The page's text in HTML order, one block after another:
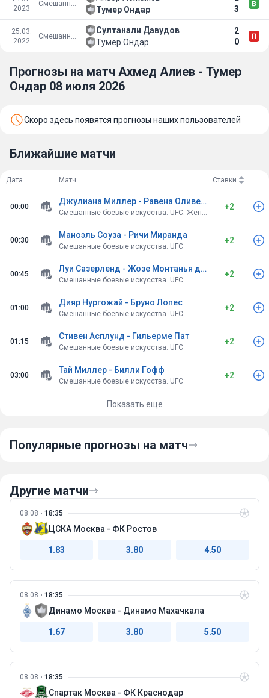
2023
Смешанные боевые искусства
3
Тумер Ондар
25.03.
2022
Смешанные боевые искусства
Султанали Давудов
2
0
Тумер Ондар
Прогнозы на матч Ахмед Алиев - Тумер
Ондар 08 июля 2026
Скоро здесь появятся прогнозы наших пользователей
Ближайшие матчи
Дата Матч Ставки
00:00
Джулиана Миллер - Равена Оливейра
Смешанные боевые искусства. UFC. Женщины
+2
00:30
Маноэль Соуза - Ричи Миранда
Смешанные боевые искусства. UFC
+2
00:45
Луи Сазерленд - Жозе Монтанья да Силва
Смешанные боевые искусства. UFC
+2
01:00
Дияр Нургожай - Бруно Лопес
Смешанные боевые искусства. UFC
+2
01:15
Стивен Асплунд - Гильерме Пат
Смешанные боевые искусства. UFC
+2
03:00
Тай Миллер - Билли Гофф
Смешанные боевые искусства. UFC
+2
Показать еще
Популярные прогнозы на матч
Другие матчи
08.08 18:35
ЦСКА Москва - ФК Ростов
1.83 3.80 4.50
08.08 18:35
Динамо Москва - Динамо Махачкала
1.67 3.80 5.50
08.08 18:35
Спартак Москва - ФК Краснодар